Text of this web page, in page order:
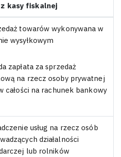
kasy fiskalnej
towarów wykonywana w
wysyłkowym
zapłata za sprzedaż
na rzecz osoby prywatnej
całości na rachunek bankowy
usług na rzecz osób
działalności
lub rolników